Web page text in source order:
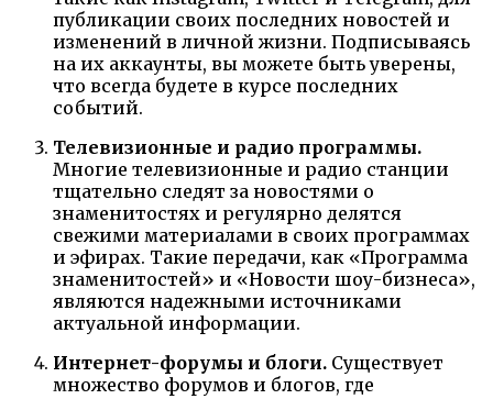
публикации своих последних новостей и
изменений в личной жизни. Подписываясь
на их аккаунты, вы можете быть уверены,
что всегда будете в курсе последних
событий.
Телевизионные и радио программы.
Многие телевизионные и радио станции
тщательно следят за новостями о
знаменитостях и регулярно делятся
свежими материалами в своих программах
и эфирах. Такие передачи, как «Программа
знаменитостей» и «Новости шоу-бизнеса»,
являются надежными источниками
актуальной информации.
Интернет-форумы и блоги. Существует
множество форумов и блогов, где